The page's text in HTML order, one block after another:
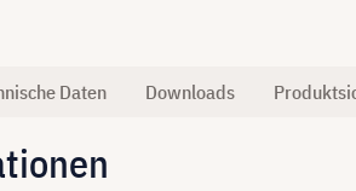
Daten Downloads